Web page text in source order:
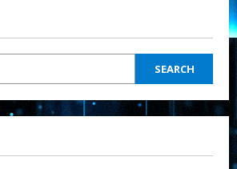
SEARCH